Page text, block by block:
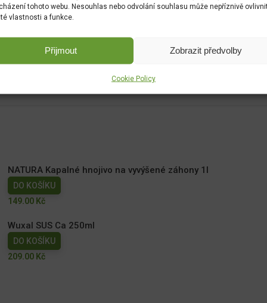
tohoto webu. Nesouhlas nebo odvolání souhlasu může nepříznivě
vlastnosti a funkce.
Přijmout Zobrazit předvolby
Cookie Policy
NATURA Kapalné hnojivo na vyvýšené záhony 1l
DO KOŠÍKU
149.00 Kč
Wuxal SUS Ca 250ml
DO KOŠÍKU
209.00 Kč